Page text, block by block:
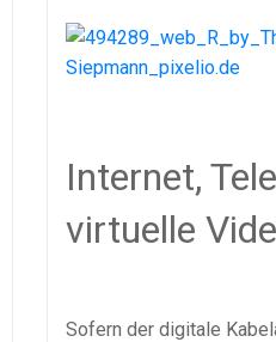
Internet,
virtuelle
Sofern der digitale